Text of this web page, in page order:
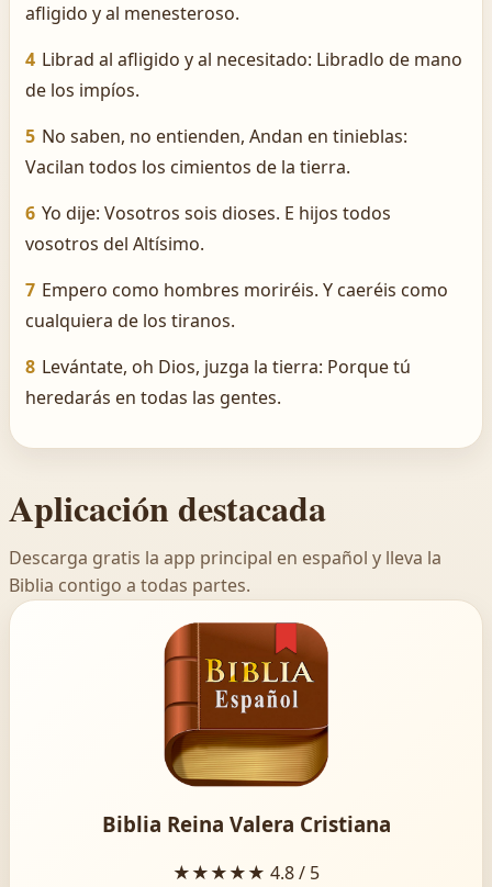
afligido y al menesteroso.
4 Librad al afligido y al necesitado: Libradlo de mano
de los impíos.
5 No saben, no entienden, Andan en tinieblas:
Vacilan todos los cimientos de la tierra.
6 Yo dije: Vosotros sois dioses. E hijos todos
vosotros del Altísimo.
7 Empero como hombres moriréis. Y caeréis como
cualquiera de los tiranos.
8 Levántate, oh Dios, juzga la tierra: Porque tú
heredarás en todas las gentes.
Aplicación destacada
Descarga gratis la app principal en español y lleva la
Biblia contigo a todas partes.
Biblia Reina Valera Cristiana
★★★★★ 4.8 / 5